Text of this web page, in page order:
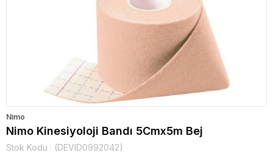
Nimo
Nimo Kinesiyoloji Bandı 5Cmx5m Bej
Stok Kodu (DEVID0992042)